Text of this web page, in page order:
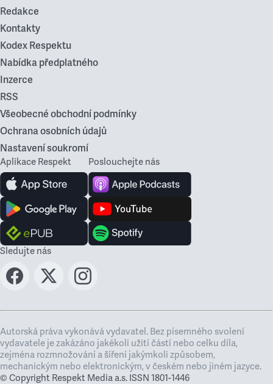
Redakce
Kontakty
Kodex Respektu
Nabídka předplatného
Inzerce
RSS
Všeobecné obchodní podmínky
Ochrana osobních údajů
Nastavení soukromí
Aplikace Respekt Poslouchejte nás
Sledujte nás
Autorská práva vykonává vydavatel. Bez písemného svolení
vydavatele je zakázáno jakékoli užití částí nebo celku díla,
zejména rozmnožování a šíření jakýmkoli způsobem,
mechanickým nebo elektronickým, v českém nebo jiném jazyce.
© Copyright Respekt Media a.s. ISSN 1801-1446